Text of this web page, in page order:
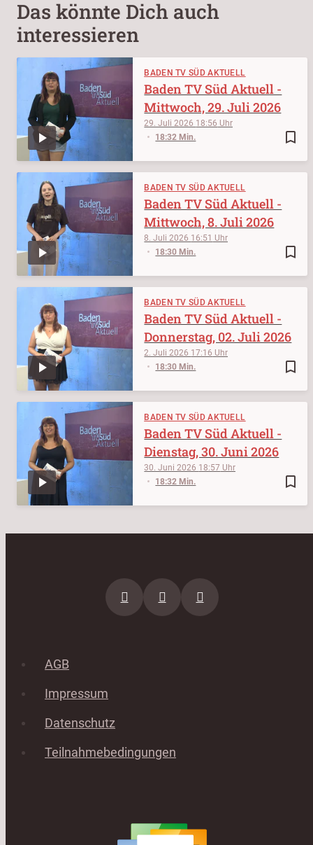
Das könnte Dich auch
interessieren
BADEN TV SÜD AKTUELL
bookmark_border
29. Juli 2026 18:56
18:32 Min.
Baden TV Süd Aktuell -
Mittwoch, 29. Juli 2026
BADEN TV SÜD AKTUELL
bookmark_border
8. Juli 2026 16:51
18:30 Min.
Baden TV Süd Aktuell -
Mittwoch, 8. Juli 2026
BADEN TV SÜD AKTUELL
bookmark_border
2. Juli 2026 17:16
18:30 Min.
Baden TV Süd Aktuell -
Donnerstag, 02. Juli 2026
BADEN TV SÜD AKTUELL
bookmark_border
30. Juni 2026 18:57
18:32 Min.
Baden TV Süd Aktuell -
Dienstag, 30. Juni 2026
AGB
Impressum
Datenschutz
Teilnahmebedingungen